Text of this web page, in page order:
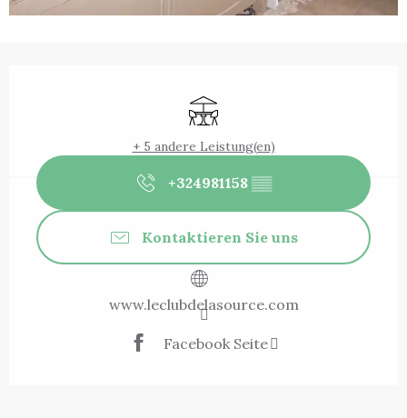
Terrasse
+ 5 andere Leistung(en)
+324981158 ▒▒
Kontaktieren Sie uns
www.leclubdelasource.com
Facebook Seite